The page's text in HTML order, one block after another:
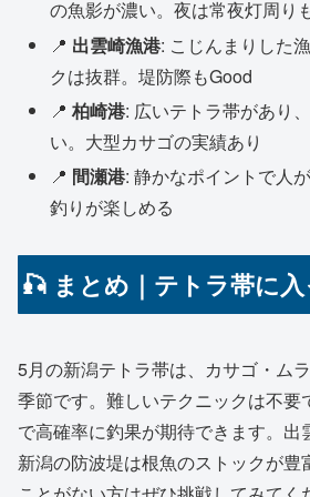
の魚影が濃い。夜は常夜灯周り
📍 出雲崎漁港: こじんまりした
クは抜群。堤防際もGood
📍柏崎港: 広いテトラ帯があり
い。大型カサゴの実績あり
📍 間瀬港: 静かなポイントで人
釣りが楽しめる
🎣 まとめ｜テトラ帯に入
5月の新潟テトラ帯は、カサゴ・ム
季節です。難しいテクニックは不要
で高確率に釣果が期待できます。出
新潟の防波堤は根魚のストックが豊